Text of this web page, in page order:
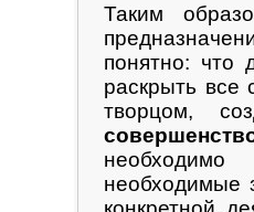
Таким
понятно: что
раскрыть все
творцом,
необходимые